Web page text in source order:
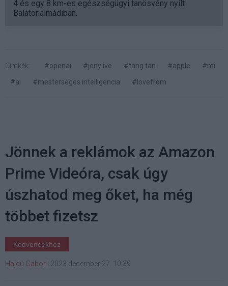
4 és egy 8 km-es egészségügyi tanösvény nyílt
Balatonalmádiban.
Címkék: #openai #jony ive #tang tan #apple
#mi
#ai
#mesterséges intelligencia #lovefrom
Jönnek a reklámok az Amazon
Prime Videóra, csak úgy
úszhatod meg őket, ha még
többet fizetsz
Kedvencekhez
Hajdú Gábor 2023 december 27. 10:39